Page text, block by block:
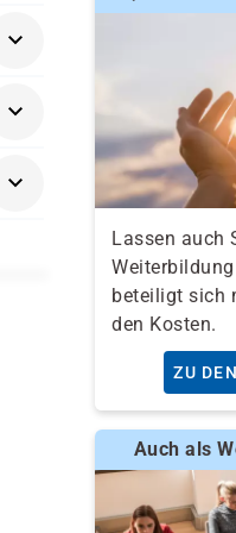
Lassen auch
beteiligt sich
den Kosten.
ZU
Auch als